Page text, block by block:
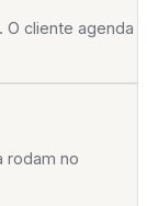
O cliente agenda
rodam no